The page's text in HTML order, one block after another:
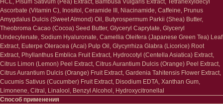
HCL, Pisum Sativum (Pea) Extract, Bambusa Vulgaris Extract, Tetrahexyldecyl
Ascorbate (Vitamin C), Inositol, Ceramide III, Niacinamide, Caffeine, Prunus
Amygdalus Dulcis (Sweet Almond) Oil, Butyrospermum Parkii (Shea) Butter,
Theobroma Cacao (Cocoa) Seed Butter, Glyceryl Caprylate, Glyceryl
Undecylenate, Sodium Hyaluronate, Camellia Oleifera (Japanese Green Tea) Leaf
Extract, Euterpe Oleracea (Acai) Pulp Oil, Glycyrrhiza Glabra (Licorice) Root
Extract, Phyllanthus Emblica Fruit Extract, Hydrocotyl (Centella Asiatica) Extract,
Citrus Limon (Lemon) Peel Extract, Citrus Aurantium Dulcis (Orange) Peel Extract,
Citrus Aurantium Dulcis (Orange) Fruit Extract, Gardenia Tahitensis Flower Extract,
Cucumis Sativus (Cucumber) Fruit Extract, Disodium EDTA, Xanthan Gum,
Limonene, Citral, Linalool, Benzyl Alcohol, Hydroxycitronellal
Способ применения
Гаджеты
Сертификаты
Наборы
Уход за губами
Декоротивная косметика
Волосы
Проблемы
Шампуни
Кондиционеры/бальзамы
Маски/скрабы
Сыворотки/лосьоны
Спреи
Средства для укладки